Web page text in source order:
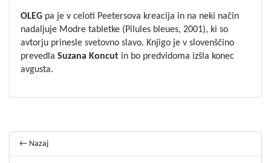
OLEGpa je v celoti Peetersova kreacija in na neki način
nadaljuje Modre tabletke (Pilules bleues, 2001), ki so
avtorju prinesle svetovno slavo. Knjigo je v slovenščino
prevedla Suzana Koncut in bo predvidoma izšla konec
avgusta.
← Nazaj